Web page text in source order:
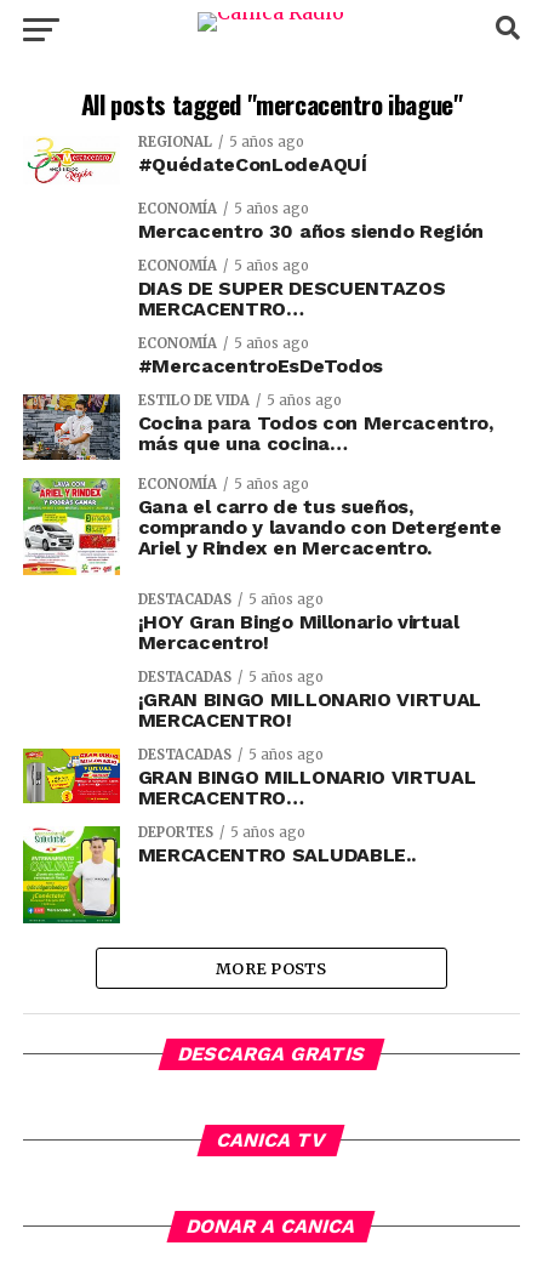
All posts tagged "mercacentro ibague"
REGIONAL 5 años ago
#QuédateConLodeAQUÍ
ECONOMÍA 5 años ago
Mercacentro 30 años siendo Región
ECONOMÍA 5 años ago
DIAS DE SUPER DESCUENTAZOS
MERCACENTRO…
ECONOMÍA 5 años ago
#MercacentroEsDeTodos
ESTILO DE VIDA 5 años ago
Cocina para Todos con Mercacentro,
más que una cocina…
ECONOMÍA 5 años ago
Gana el carro de tus sueños,
comprando y lavando con Detergente
Ariel y Rindex en Mercacentro.
DESTACADAS 5 años ago
¡HOY Gran Bingo Millonario virtual
Mercacentro!
DESTACADAS 5 años ago
¡GRAN BINGO MILLONARIO VIRTUAL
MERCACENTRO!
DESTACADAS 5 años ago
GRAN BINGO MILLONARIO VIRTUAL
MERCACENTRO…
DEPORTES 5 años ago
MERCACENTRO SALUDABLE..
MORE POSTS
DESCARGA GRATIS
CANICA TV
DONAR A CANICA